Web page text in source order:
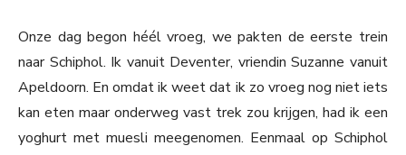
Onze dag begon héél vroeg, we pakten de eerste trein
naar Schiphol. Ik vanuit Deventer, vriendin Suzanne vanuit
Apeldoorn. En omdat ik weet dat ik zo vroeg nog niet iets
kan eten maar onderweg vast trek zou krijgen, had ik een
yoghurt met muesli meegenomen. Eenmaal op Schiphol